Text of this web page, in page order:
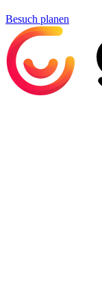
Besuch planen